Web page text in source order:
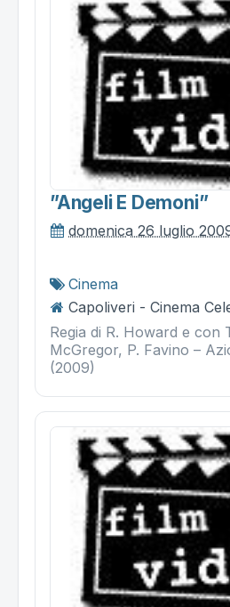
”angeli E Demoni”
domenica 26 luglio
Cinema
Capoliveri - Cinema
Regia di R. Howard e con
McGregor, P. Favino –
(2009)